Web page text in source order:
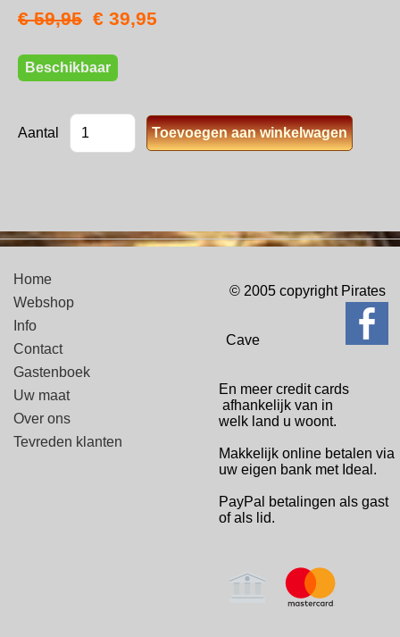
€ 59,95 € 39,95
Beschikbaar
Aantal
Home
Webshop
Info
Contact
Gastenboek
Uw maat
Over ons
Tevreden klanten
© 2005 copyright Pirates
Cave
En meer credit cards
afhankelijk van in
welk land u woont.
Makkelijk online betalen via
uw eigen bank met Ideal.
PayPal betalingen als gast
of als lid.